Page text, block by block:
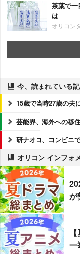
茶葉で一
は
オリコン
今、読まれている
15歳で当時27歳の夫
芸能界、海外への移
研ナオコ、コンビニ
オリコン インフォ
が
一